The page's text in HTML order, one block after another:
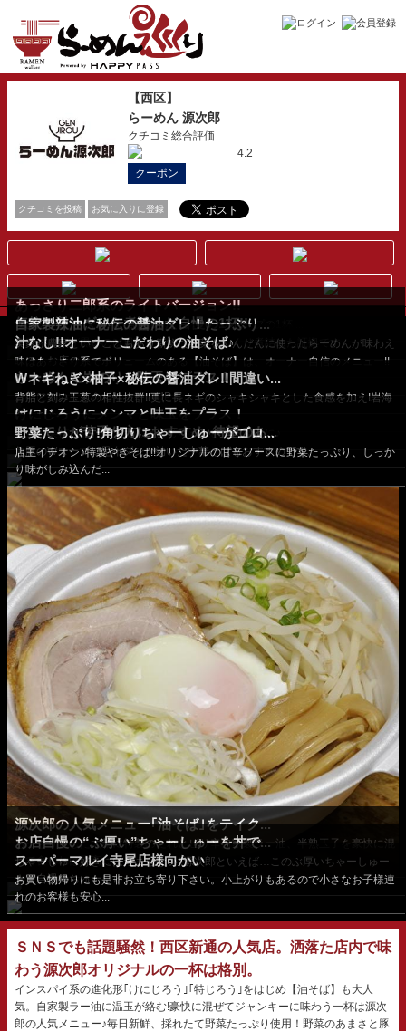
【西区】
らーめん 源次郎
クチコミ総合評価
4.2
クーポン
クチコミを投稿 お気に入りに登録
あっさり二郎系のライトバージョン!!
細めん使用で女性もスッと食べられる動物系スープの1杯 ...
伝統の醤油ダレを煮詰めた自慢の1杯!!
若干スープが黒いのは風味を出すためにじっくり煮詰めた証拠です。
自家製辣油に秘伝の醤油ダレ！たっぷり...
実家が農家ということもあり新鮮な野菜をふんだんに使ったらーめんが味わえ
るのもお店のセー...
汁なし!!オーナーこだわりの油そば♪
味はあっさり系でボリュームのある【油そば】は、オーナー自信のメニュー!!
...
らーめんに岩のりと味玉をプラス！
お得においしさ＆ボリュームUP！
Wネギねぎ×柚子×秘伝の醤油ダレ!!間違い...
背脂と刻み玉葱の相性抜群!!更に長ネギのシャキシャキとした食感を加え!岩海
苔、ちゃーしゅー...
けにじろうにメンマと味玉をプラス！
新鮮野菜どっさりで人気のけにじろうがさらに豪華に♪
こってりが苦手な方におすすめ♪待望のあ...
魚豚のWスープに昆布ダシが効いた中華そばもおすすめです。
野菜たっぷり!角切りちゃーしゅーがゴロ...
店主イチオシ♪特製やきそば!!オリジナルの甘辛ソースに野菜たっぷり、しっか
り味がしみ込んだ...
源次郎の人気メニュー｢油そば｣をテイク...
もっちりとした太麺に特製のたれとピリ辛自家製ラー油、半熟玉子を豪快に混
ぜて食べれば最高...
お店自慢の“ぶ厚い”ちゃーしゅーを丼で...
ちゃーしゅー好きにはたまらない!!源次郎といえば…このぶ厚いちゃーしゅー
★★自慢のちゅーしゅ...
スーパーマルイ寺尾店様向かい
お買い物帰りにも是非お立ち寄り下さい。小上がりもあるので小さなお子様連
れのお客様も安心...
ＳＮＳでも話題騒然！西区新通の人気店。洒落た店内で味
わう源次郎オリジナルの一杯は格別。
インスパイ系の進化形｢けにじろう｣｢特じろう｣をはじめ【油そば】も大人
気。自家製ラー油に温玉が絡む!豪快に混ぜてジャンキーに味わう一杯は源次
郎の人気メニュー♪毎日新鮮、採れたて野菜たっぷり使用！野菜のあまさと豚